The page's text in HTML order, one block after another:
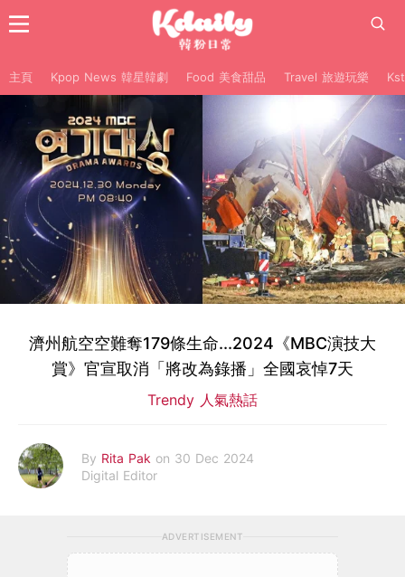
主頁 Kpop News 韓星韓劇 Food 美食甜品 Travel 旅遊玩樂
濟州航空空難奪179條生命...2024《MBC演技大
賞》官宣取消「將改為錄播」全國哀悼7天
Trendy 人氣熱話
By Rita Pak on 30 Dec 2024
Digital Editor
ADVERTISEMENT